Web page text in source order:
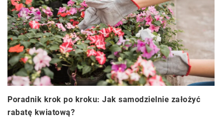
Poradnik krok po kroku: Jak samodzielnie założyć
rabatę kwiatową?